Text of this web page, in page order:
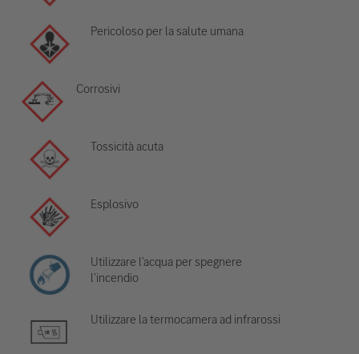
Pericoloso per la salute umana
Corrosivi
Tossicità acuta
Esplosivo
Utilizzare l'acqua per spegnere
l'incendio
Utilizzare la termocamera ad infrarossi